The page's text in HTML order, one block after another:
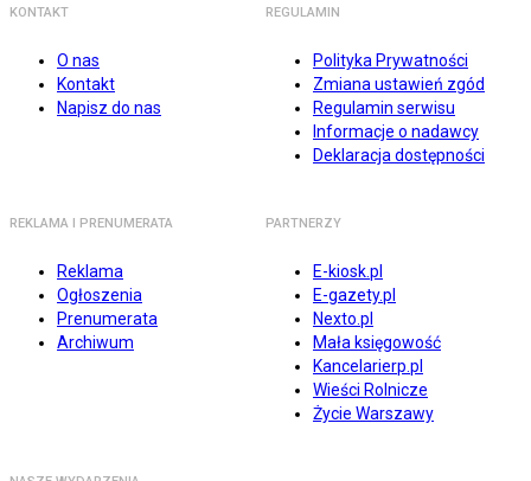
KONTAKT
O nas
Kontakt
Napisz do nas
REGULAMIN
Polityka Prywatności
Zmiana ustawień zgód
Regulamin serwisu
Informacje o nadawcy
Deklaracja dostępności
REKLAMA I PRENUMERATA
Reklama
Ogłoszenia
Prenumerata
Archiwum
PARTNERZY
E-kiosk.pl
E-gazety.pl
Nexto.pl
Mała księgowość
Kancelarierp.pl
Wieści Rolnicze
Życie Warszawy